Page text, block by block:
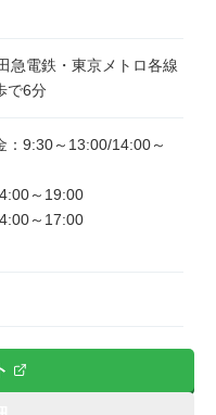
急電鉄・東京メトロ各線
で6分
：9:30～13:00/14:00～
～19:00
～17:00